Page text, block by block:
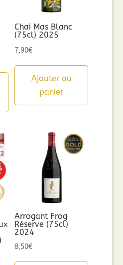
Chai Mas Blanc
(75cl) 2025
7,90€
Ajouter au
panier
Arrogant Frog
Réserve (75cl)
2024
8,50€